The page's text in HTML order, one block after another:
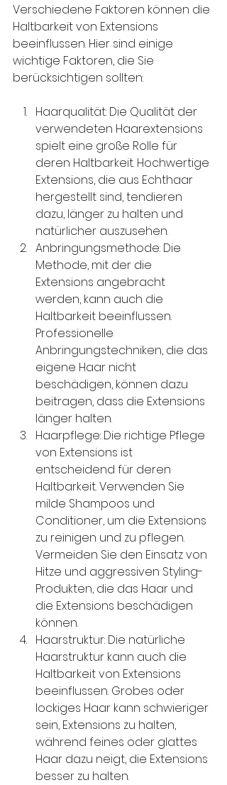
Verschiedene Faktoren können die
Haltbarkeit von Extensions
beeinflussen. Hier sind einige
wichtige Faktoren, die Sie
berücksichtigen sollten:
Haarqualität: Die Qualität der
verwendeten Haarextensions
spielt eine große Rolle für
deren Haltbarkeit. Hochwertige
Extensions, die aus Echthaar
hergestellt sind, tendieren
dazu, länger zu halten und
natürlicher auszusehen.
Anbringungsmethode: Die
Methode, mit der die
Extensions angebracht
werden, kann auch die
Haltbarkeit beeinflussen.
Professionelle
Anbringungstechniken, die das
eigene Haar nicht
beschädigen, können dazu
beitragen, dass die Extensions
länger halten.
Haarpflege: Die richtige Pflege
von Extensions ist
entscheidend für deren
Haltbarkeit. Verwenden Sie
milde Shampoos und
Conditioner, um die Extensions
zu reinigen und zu pflegen.
Vermeiden Sie den Einsatz von
Hitze und aggressiven Styling-
Produkten, die das Haar und
die Extensions beschädigen
können.
Haarstruktur: Die natürliche
Haarstruktur kann auch die
Haltbarkeit von Extensions
beeinflussen. Grobes oder
lockiges Haar kann schwieriger
sein, Extensions zu halten,
während feines oder glattes
Haar dazu neigt, die Extensions
besser zu halten.